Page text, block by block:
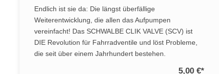
Endlich ist sie da: Die längst überfällige
Weiterentwicklung, die allen das Aufpumpen
vereinfacht! Das SCHWALBE CLIK VALVE (SCV) ist
DIE Revolution für Fahrradventile und löst Probleme,
die seit über einem Jahrhundert bestehen.
5,00 €*